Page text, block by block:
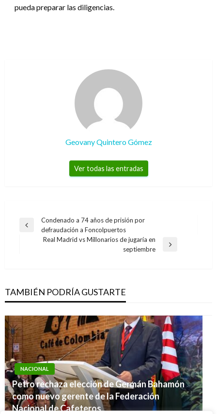
pueda preparar las diligencias.
Geovany Quintero Gómez
Ver todas las entradas
Navegación
Entrada
Condenado a 74 años de prisión por
defraudación a Foncolpuertos
Real Madrid vs Millonarios de jugaría en
septiembre
TAMBIÉN PODRÍA GUSTARTE
NACIONAL
Petro rechaza elección de Germán Bahamón
como nuevo gerente de la Federación
Nacional de Cafeteros
NACIONAL
Salud: nueva convocatoria de becas-crédito
NACIONAL
NACIONAL